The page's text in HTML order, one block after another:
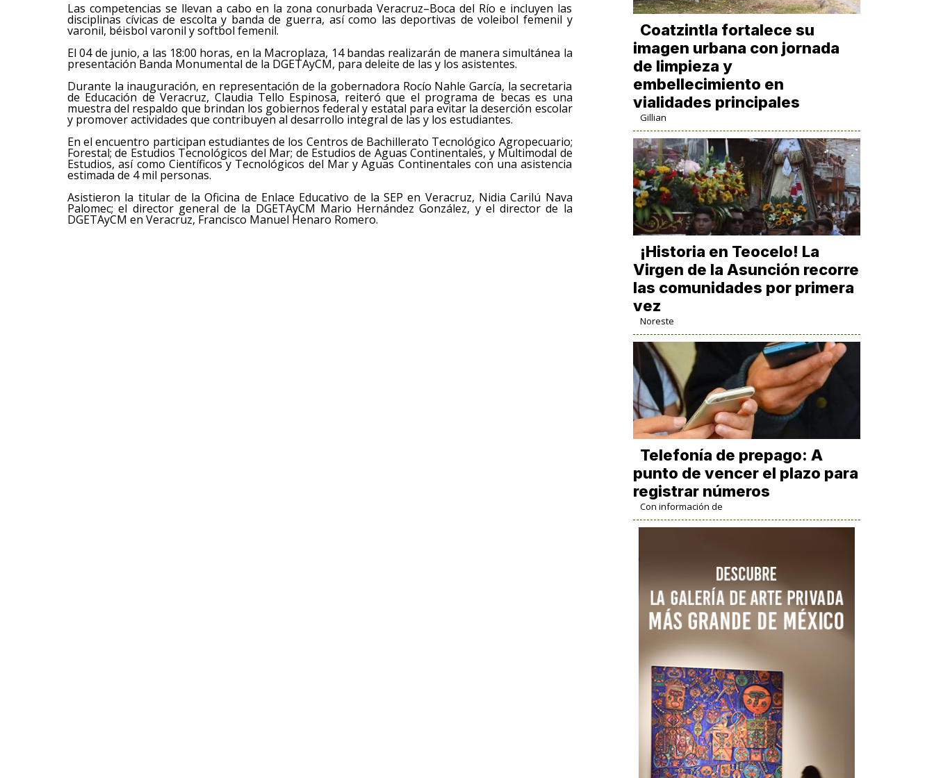
Las competencias se llevan a cabo en la zona conurbada Veracruz–Boca del Río e incluyen las
disciplinas cívicas de escolta y banda de guerra, así como las deportivas de voleibol femenil y
varonil, béisbol varonil y softbol femenil.
El 04 de junio, a las 18:00 horas, en la Macroplaza, 14 bandas realizarán de manera simultánea la
presentación Banda Monumental de la DGETAyCM, para deleite de las y los asistentes.
Durante la inauguración, en representación de la gobernadora Rocío Nahle García, la secretaria
de Educación de Veracruz, Claudia Tello Espinosa, reiteró que el programa de becas es una
muestra del respaldo que brindan los gobiernos federal y estatal para evitar la deserción escolar
y promover actividades que contribuyen al desarrollo integral de las y los estudiantes.
En el encuentro participan estudiantes de los Centros de Bachillerato Tecnológico Agropecuario;
Forestal; de Estudios Tecnológicos del Mar; de Estudios de Aguas Continentales, y Multimodal de
Estudios, así como Científicos y Tecnológicos del Mar y Aguas Continentales con una asistencia
estimada de 4 mil personas.
Asistieron la titular de la Oficina de Enlace Educativo de la SEP en Veracruz, Nidia Carilú Nava
Palomec; el director general de la DGETAyCM Mario Hernández González, y el director de la
DGETAyCM en Veracruz, Francisco Manuel Henaro Romero.
Coatzintla fortalece su
imagen urbana con jornada
de limpieza y
embellecimiento en
vialidades principales
Gillian
​¡Historia en Teocelo! La
Virgen de la Asunción recorre
las comunidades por primera
vez
Noreste
Telefonía de prepago: A
punto de vencer el plazo para
registrar números
Con información de